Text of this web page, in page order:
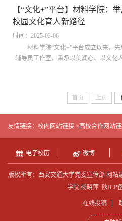
工作室成立于2020年5月，以习近平新
导，围绕西迁精神开展青年学生理想信
基、以宣讲为媒、以实践为本，吸引、凝
【“文化+”平台】材料学院：
校园文化育人新路径
时间：2025-03-06
材料学院“文化+”平台成立以来，
辅导员工作室，秉承以美润心、以文化
育人新路径。弘扬西迁精神，以“文化+
学院“文化+”平台坚持党建引领，弘扬
造《感悟精神伟力 ...
首页 上页
友情链接： 校内网站链接 >高校合作网站
电子校历 微博
版权所有：西安交通大学党委宣传部 网站
学院 杨晓萍 陕ICP
在线投稿